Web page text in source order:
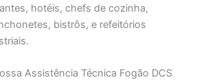
hotéis, chefs de cozinha,
bistrôs, e refeitórios
Assistência Técnica Fogão DCS